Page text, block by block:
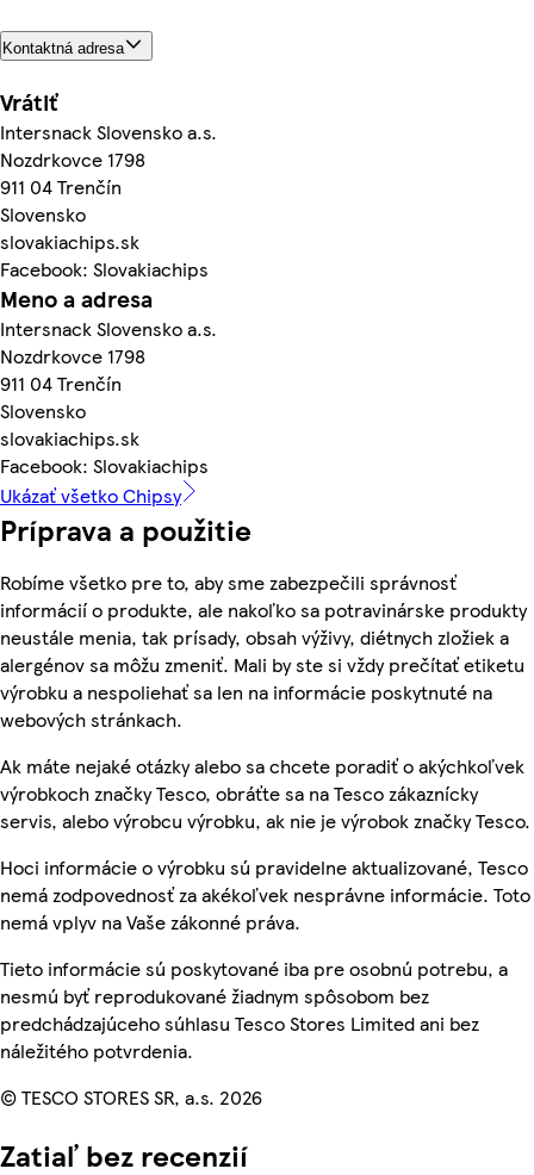
Kontaktná adresa
Vrátiť
Intersnack Slovensko a.s.
Nozdrkovce 1798
911 04 Trenčín
Slovensko
slovakiachips.sk
Facebook: Slovakiachips
Meno a adresa
Intersnack Slovensko a.s.
Nozdrkovce 1798
911 04 Trenčín
Slovensko
slovakiachips.sk
Facebook: Slovakiachips
Ukázať všetko Chipsy
Príprava a použitie
Robíme všetko pre to, aby sme zabezpečili správnosť
informácií o produkte, ale nakoľko sa potravinárske produkty
neustále menia, tak prísady, obsah výživy, diétnych zložiek a
alergénov sa môžu zmeniť. Mali by ste si vždy prečítať etiketu
výrobku a nespoliehať sa len na informácie poskytnuté na
webových stránkach.
Ak máte nejaké otázky alebo sa chcete poradiť o akýchkoľvek
výrobkoch značky Tesco, obráťte sa na Tesco zákaznícky
servis, alebo výrobcu výrobku, ak nie je výrobok značky Tesco.
Hoci informácie o výrobku sú pravidelne aktualizované, Tesco
nemá zodpovednosť za akékoľvek nesprávne informácie. Toto
nemá vplyv na Vaše zákonné práva.
Tieto informácie sú poskytované iba pre osobnú potrebu, a
nesmú byť reprodukované žiadnym spôsobom bez
predchádzajúceho súhlasu Tesco Stores Limited ani bez
náležitého potvrdenia.
© TESCO STORES SR, a.s. 2026
Zatiaľ bez recenzií